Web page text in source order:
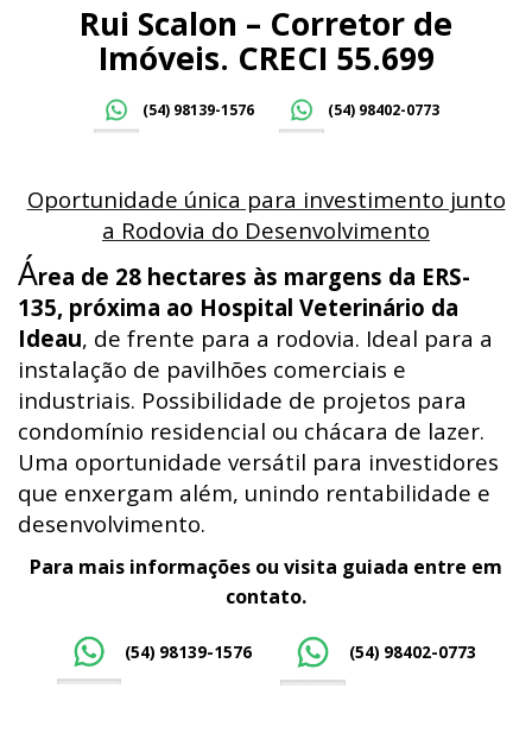
Rui Scalon – Corretor de
Imóveis. CRECI 55.699
(54) 98139-1576 (54) 98402-0773
Oportunidade única para investimento junto
a Rodovia do Desenvolvimento
Área de 28 hectares às margens da ERS-
135, próxima ao Hospital Veterinário da
Ideau, de frente para a rodovia. Ideal para a
instalação de pavilhões comerciais e
industriais. Possibilidade de projetos para
condomínio residencial ou chácara de lazer.
Uma oportunidade versátil para investidores
que enxergam além, unindo rentabilidade e
desenvolvimento.
Para mais informações ou visita guiada entre em
contato.
(54) 98139-1576 (54) 98402-0773